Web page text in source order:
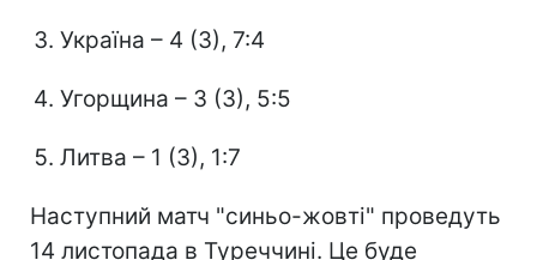
Україна – 4 (3), 7:4
Угорщина – 3 (3), 5:5
Литва – 1 (3), 1:7
Наступний матч "синьо-жовті" проведуть
14 листопада в Туреччині. Це буде